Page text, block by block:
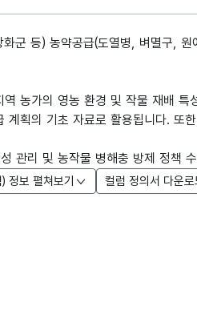
화군 등) 농약공급(도열병, 벼멸구,
역 농가의 영농 환경 및 작물 재배
계획의 기초 자료로 활용됩니다. 또
관리 및 농작물 병해충 방제 정책
정보 펼쳐보기 컬럼 정의서 다운로